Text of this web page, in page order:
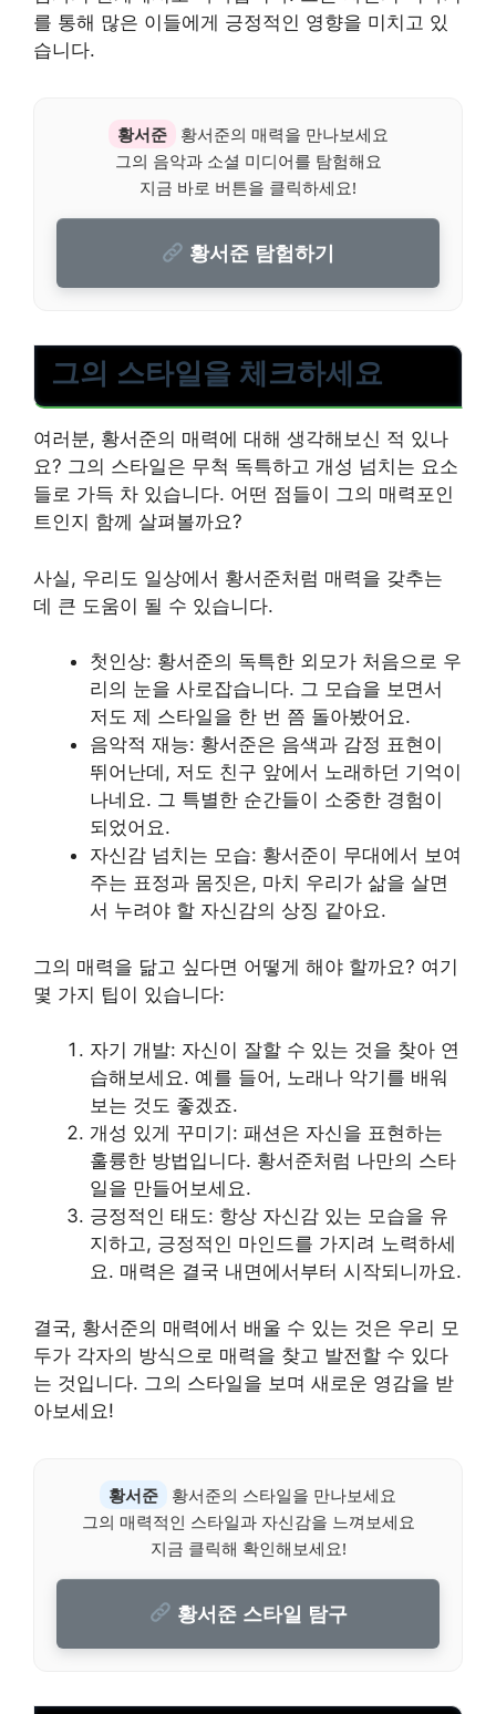
를 통해 많은 이들에게 긍정적인 영향을 미치고 있
습니다.
황서준
황서준의 매력을 만나보세요
그의 음악과 소셜 미디어를 탐험해요
지금 바로 버튼을 클릭하세요!
황서준 탐험하기
그의 스타일을 체크하세요
여러분, 황서준의 매력에 대해 생각해보신 적 있나
요? 그의 스타일은 무척 독특하고 개성 넘치는 요소
들로 가득 차 있습니다. 어떤 점들이 그의 매력포인
트인지 함께 살펴볼까요?
사실, 우리도 일상에서 황서준처럼 매력을 갖추는
데 큰 도움이 될 수 있습니다.
첫인상: 황서준의 독특한 외모가 처음으로 우
리의 눈을 사로잡습니다. 그 모습을 보면서
저도 제 스타일을 한 번 쯤 돌아봤어요.
음악적 재능: 황서준은 음색과 감정 표현이
뛰어난데, 저도 친구 앞에서 노래하던 기억이
나네요. 그 특별한 순간들이 소중한 경험이
되었어요.
자신감 넘치는 모습: 황서준이 무대에서 보여
주는 표정과 몸짓은, 마치 우리가 삶을 살면
서 누려야 할 자신감의 상징 같아요.
그의 매력을 닮고 싶다면 어떻게 해야 할까요? 여기
몇 가지 팁이 있습니다:
자기 개발: 자신이 잘할 수 있는 것을 찾아 연
습해보세요. 예를 들어, 노래나 악기를 배워
보는 것도 좋겠죠.
개성 있게 꾸미기: 패션은 자신을 표현하는
훌륭한 방법입니다. 황서준처럼 나만의 스타
일을 만들어보세요.
긍정적인 태도: 항상 자신감 있는 모습을 유
지하고, 긍정적인 마인드를 가지려 노력하세
요. 매력은 결국 내면에서부터 시작되니까요.
결국, 황서준의 매력에서 배울 수 있는 것은 우리 모
두가 각자의 방식으로 매력을 찾고 발전할 수 있다
는 것입니다. 그의 스타일을 보며 새로운 영감을 받
아보세요!
황서준
황서준의 스타일을 만나보세요
그의 매력적인 스타일과 자신감을 느껴보세요
지금 클릭해 확인해보세요!
황서준 스타일 탐구